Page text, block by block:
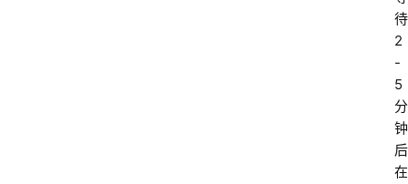
待
2
-
5
分
钟
后
在